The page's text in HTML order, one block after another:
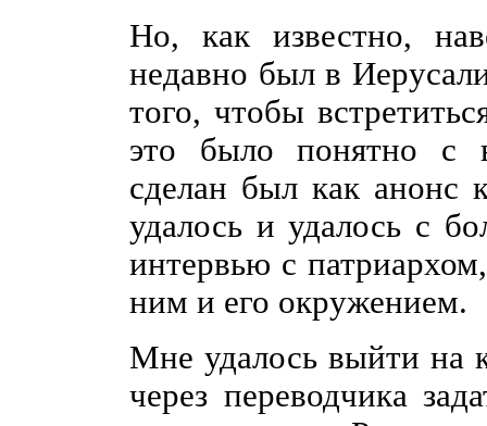
Но, как известно,
недавно был в
того, чтобы
это было понятно с
сделан был как анонс
удалось и удалось с
интервью с
ним и его окружением.
Мне удалось выйти на
через переводчика